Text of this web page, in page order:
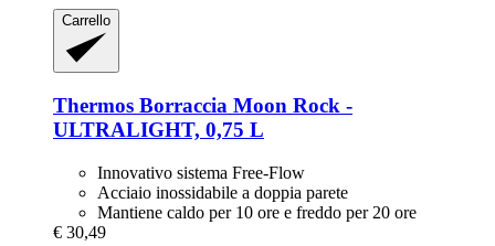
Carrello
Thermos Borraccia Moon Rock -​
ULTRALIGHT, 0,75 L
Innovativo sistema Free-Flow
Acciaio inossidabile a doppia parete
Mantiene caldo per 10 ore e freddo per 20 ore
€ 30,49